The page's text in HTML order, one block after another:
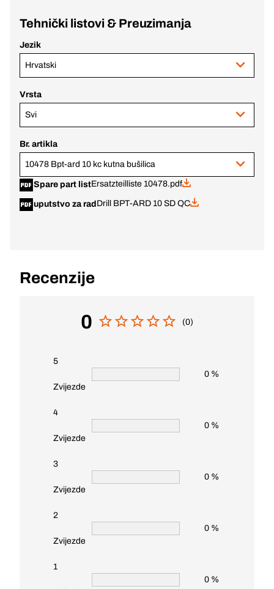
Tehnički listovi & Preuzimanja
Jezik
Hrvatski
Vrsta
Svi
Br. artikla
10478 Bpt-ard 10 kc kutna bušilica
Spare part listErsatzteilliste 10478.pdf
uputstvo za rad Drill BPT-ARD 10 SD QC
Recenzije
0 (0)
5
Zvijezde
0 %
4
Zvijezde
0 %
3
Zvijezde
0 %
2
Zvijezde
0 %
1
0 %